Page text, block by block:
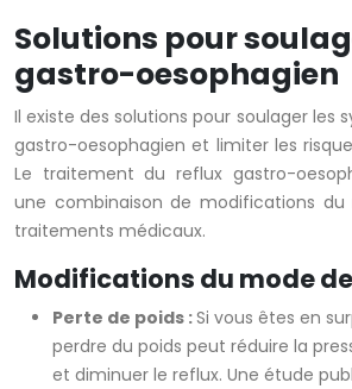
Solutions pour
gastro-oesophagien
Il existe des solutions pour soulager les
gastro-oesophagien et limiter les
Le traitement du reflux gastro-
une combinaison de modifications
traitements médicaux.
Modifications du mode
Perte de poids :Si vous êtes en
perdre du poids peut réduire la
et diminuer le reflux. Une étude